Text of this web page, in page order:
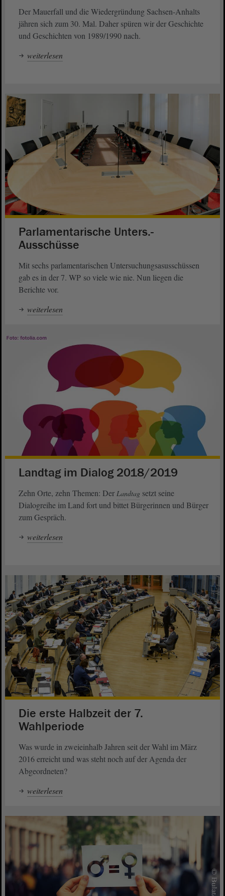
Der Mauerfall und die Wiedergründung Sachsen-Anhalts
jähren sich zum 30. Mal. Daher spüren wir der Geschichte
und Geschichten von 1989/1990 nach.
weiterlesen
Parlamentarische Unters.-
Ausschüsse
Mit sechs parlamentarischen Untersuchungsasusschüssen
gab es in der 7. WP so viele wie nie. Nun liegen die
Berichte vor.
weiterlesen
Landtag im Dialog 2018/2019
Zehn Orte, zehn Themen: Der Landtag setzt seine
Dialogreihe im Land fort und bittet Bürgerinnen und Bürger
zum Gespräch.
weiterlesen
Die erste Halbzeit der 7.
Wahlperiode
Was wurde in zweieinhalb Jahren seit der Wahl im März
2016 erreicht und was steht noch auf der Agenda der
Abgeordneten?
weiterlesen